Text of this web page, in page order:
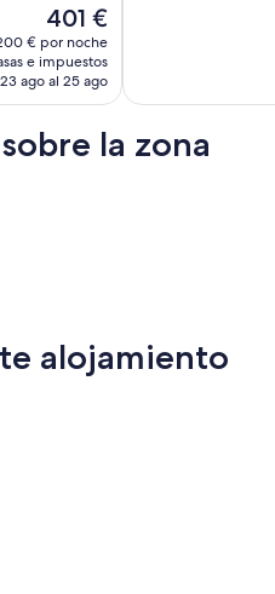
El
precio
actual
es
de
401 €
€ por noche
e impuestos
ago al 25 ago
la zona
alojamiento